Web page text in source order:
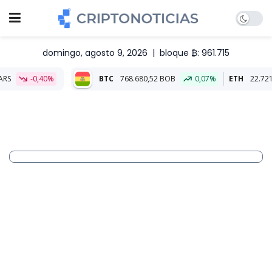
domingo, agosto 9, 2026 | bloque ₿: 961.715
BTC 768.680,52 BOB 0,07% ETH 22.721,07 BOB -